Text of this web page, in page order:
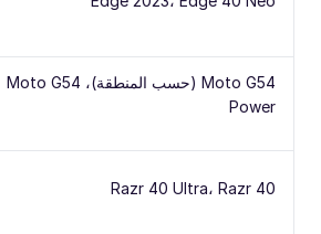
Moto G54 (حسب المنطقة)، Moto G54
Power
Razr 40 Ultra، Razr 40